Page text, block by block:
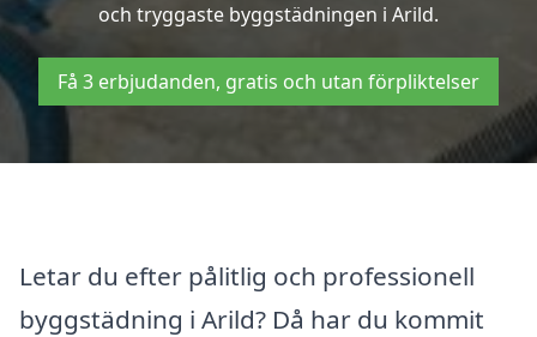
och tryggaste byggstädningen i Arild.
Få 3 erbjudanden, gratis och utan förpliktelser
Letar du efter pålitlig och professionell
byggstädning i Arild? Då har du kommit